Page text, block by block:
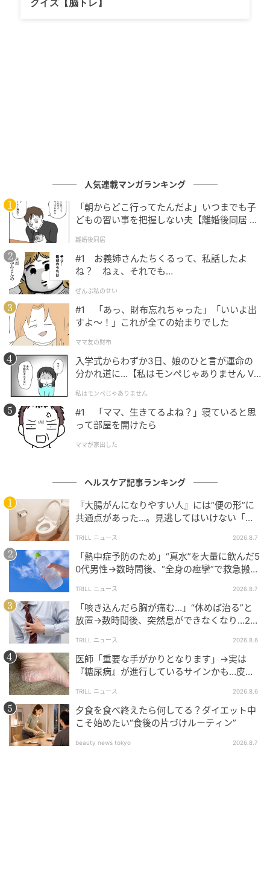
ことが理想とされている。
NG習慣③ 時間とストレス
夜遅くに食べると特に問題となるのが、精製炭水化物
や高GI食品だ。夜間は体内時計の関係でインスリン感
受性が下がっているため、白米・パン・パスタ・甘い
菓子類などを遅い時間に食べると、血糖値のコントロ
ールがさらに乱れやすくなる。また夜の食事はメラト
ニンの分泌を抑制し、コルチゾールを上昇させること
で睡眠の質も低下させる。
腸内細菌も体内時計に合わせて日周リズムで活動して
おり、食事タイミングのズレがそのリズムを乱すこと
が研究で示されている。食事を抜いたり時間がバラバ
ラになる生活パターンも同様のリスクがある。
けられないはずの細菌や毒素が血流に漏れ出す「腸管
壁浸漏」状態を引き起こしやすくなる。この状態をさ
らに悪化させるのが、トランス脂肪酸を多く含むマー
ガリン・電子レンジ用ポップコーン・市販の冷凍生
地・非乳製品クリーマーや、精製糖・飽和脂肪酸・精
製炭水化物を多く含む加工食品だ。
一方で、ヨーグルト・キムチ・チアシード・コンブチ
ャなどの発酵食品や、ほうれん草などの葉野菜・ベリ
ー類・青魚といった抗炎症性の食品が、ストレスによ
る腸の炎症を和らげるとされている。
腸から脳を守るためにできること
ヤダヴ博士によると、プロバイオティクス・プレバイ
オティクス・ポストバイオティクスの摂取、食事の多
クイズ【脳トレ】
人気連載マンガランキング
「朝からどこ行ってたんだよ」いつまでも子
どもの習い事を把握しない夫【離婚後同居 Vo
離婚後同居
#1 お義姉さんたちくるって、私話したよ
ね？ ねぇ、それでも…
ぜんぶ私のせい
#1 「あっ、財布忘れちゃった」「いいよ出
すよ〜！」これが全ての始まりでした
ママ友の財布
入学式からわずか3日、娘のひと言が運命の
分かれ道に…【私はモンペじゃありません Vo
私はモンペじゃありません
#1 「ママ、生きてるよね？」寝ていると思
って部屋を開けたら
ママが家出した
ヘルスケア記事ランキング
『大腸がんになりやすい人』には“便の形”に
共通点があった…。見逃してはいけない「危
TRILL ニュース 2026.8.7
「熱中症予防のため」“真水”を大量に飲んだ5
0代男性→数時間後、“全身の痙攣”で救急搬送
TRILL ニュース 2026.8.7
「咳き込んだら胸が痛む…」“休めば治る”と
放置→数時間後、突然息ができなくなり…20
TRILL ニュース 2026.8.6
医師「重要な手がかりとなります」→実は
『糖尿病』が進行しているサインかも…皮膚
TRILL ニュース 2026.8.6
夕食を食べ終えたら何してる？ダイエット中
こそ始めたい“食後の片づけルーティン”
beauty news tokyo 2026.8.7